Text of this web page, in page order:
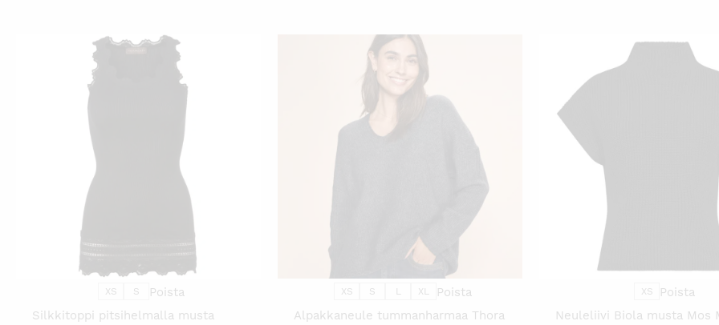
TÄLLÄ
TUOTTEELLA
USEAMPI
MUUNNELMA.
VOIT
TEHDÄ
VALINNAT
TUOTTEEN
SIVULLA.
XS S
Poista
Silkkitoppi pitsihelmalla musta
TUOTTEELLA
USEAMPI
MUUNNELMA.
TEHDÄ
VALINNAT
TUOTTEEN
SIVULLA.
XS S L XL
Poista
Alpakkaneule tummanharmaa Thora
XS
Poista
Neuleliivi Biola musta Mos